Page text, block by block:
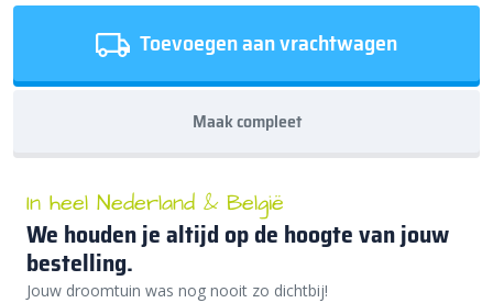
Toevoegen aan vrachtwagen
Maak compleet
In heel Nederland & België
We houden je altijd op de hoogte van jouw
bestelling.
Jouw droomtuin was nog nooit zo dichtbij!